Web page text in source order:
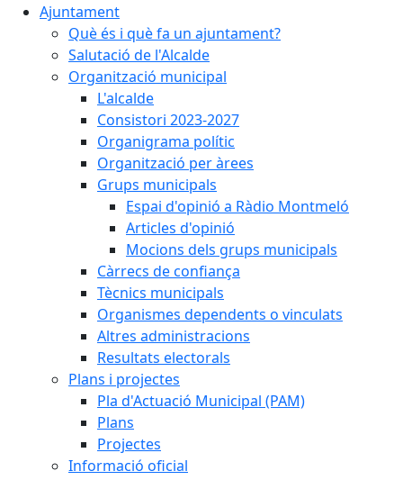
Ajuntament
Què és i què fa un ajuntament?
Salutació de l'Alcalde
Organització municipal
L'alcalde
Consistori 2023-2027
Organigrama polític
Organització per àrees
Grups municipals
Espai d'opinió a Ràdio Montmeló
Articles d'opinió
Mocions dels grups municipals
Càrrecs de confiança
Tècnics municipals
Organismes dependents o vinculats
Altres administracions
Resultats electorals
Plans i projectes
Pla d'Actuació Municipal (PAM)
Plans
Projectes
Informació oficial